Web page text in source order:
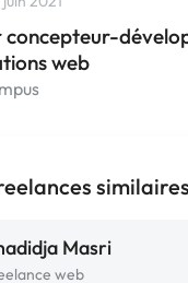
concepteur-
web
similaires
Masri
web